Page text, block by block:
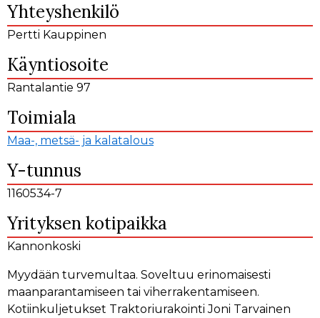
Yhteyshenkilö
Pertti Kauppinen
Käyntiosoite
Rantalantie 97
Toimiala
Maa-, metsä- ja kalatalous
Y-tunnus
1160534-7
Yrityksen kotipaikka
Kannonkoski
Myydään turvemultaa. Soveltuu erinomaisesti
maanparantamiseen tai viherrakentamiseen.
Kotiinkuljetukset Traktoriurakointi Joni Tarvainen